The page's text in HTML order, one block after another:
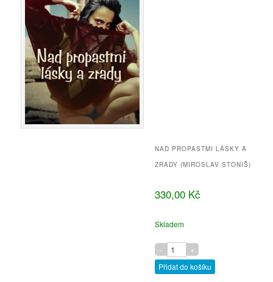
NAD PROPASTMI LÁSKY A
ZRADY (MIROSLAV STONIŠ)
330,00 Kč
Skladem
Přidat do košíku